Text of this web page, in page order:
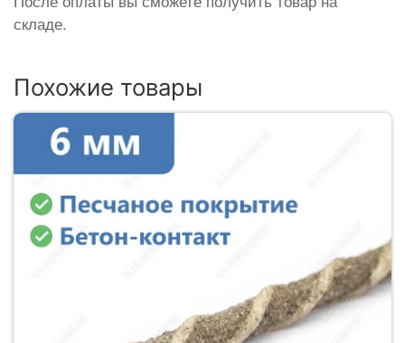
складе.
Похожие товары